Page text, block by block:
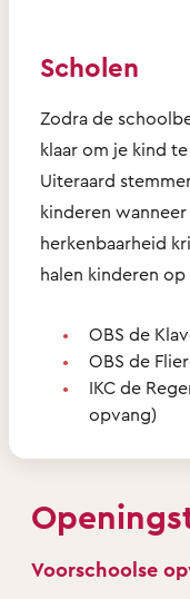
Scholen
Zodra de
klaar om je kind
Uiteraard
kinderen
herkenbaarheid
halen kinderen
OBS de
OBS de
IKC de
opvang)
Voorschoolse